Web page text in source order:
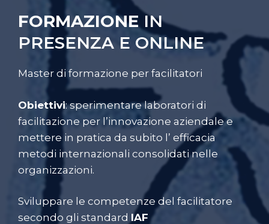
FORMAZIONE IN
PRESENZA E ONLINE
Master di formazione per facilitatori
Obiettivi: sperimentare laboratori di
facilitazione per l’innovazione aziendale e
mettere in pratica da subito l’ efficacia
metodi internazionali consolidati nelle
organizzazioni.
Sviluppare le competenze del facilitatore
secondo gli standard IAF